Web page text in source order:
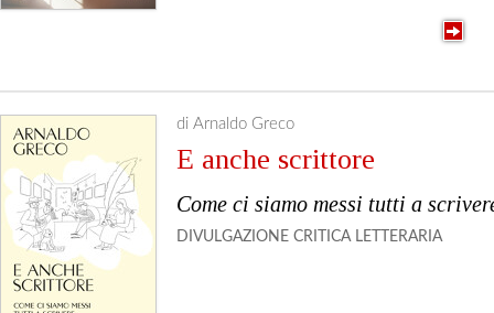
di Arnaldo Greco
E anche scrittore
Come ci siamo messi tutti a
DIVULGAZIONE CRITICA LETTERARIA